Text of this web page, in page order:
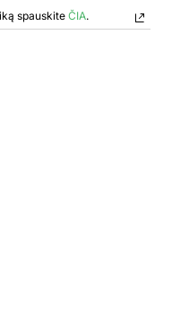
spauskiteČIA.